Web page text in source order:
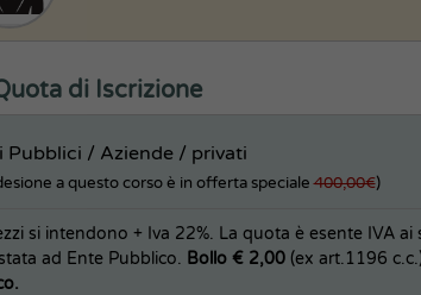
di Iscrizione
Pubblici / Aziende / privati
a questo corso è in offerta speciale400,00€)
si intendono + Iva 22%. La quota è esente IVA
ad Ente Pubblico. Bollo € 2,00(ex art.1196